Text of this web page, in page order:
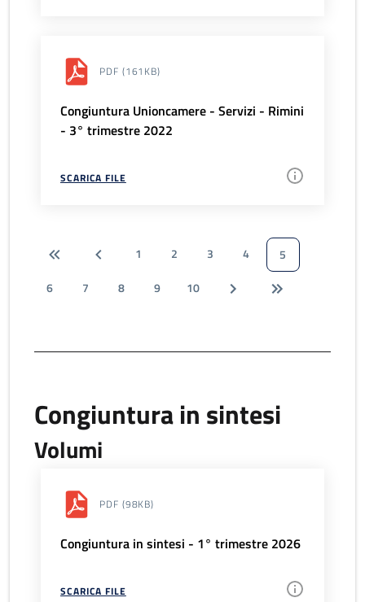
PDF (161KB)
Congiuntura Unioncamere - Servizi - Rimini
- 3° trimestre 2022
SCARICA FILE
1 2 3 4
5
6
7 8 9 10
Congiuntura in sintesi
Volumi
PDF (98KB)
Congiuntura in sintesi - 1° trimestre 2026
SCARICA FILE